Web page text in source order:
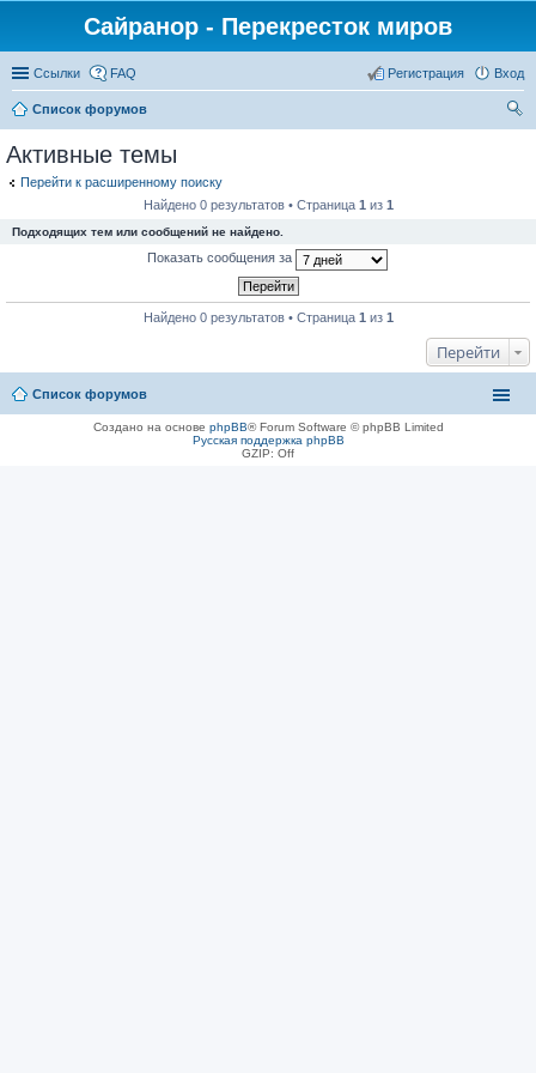
Сайранор - Перекресток миров
Ссылки FAQ Вход
Регистрация
Список форумов
Активные темы
Перейти к расширенному поиску
Найдено 0 результатов • Страница 1 из 1
Подходящих тем или сообщений не найдено.
Показать сообщения за
Найдено 0 результатов • Страница 1 из 1
Перейти
Список форумов
Создано на основе phpBB® Forum Software © phpBB Limited
Русская поддержка phpBB
GZIP: Off